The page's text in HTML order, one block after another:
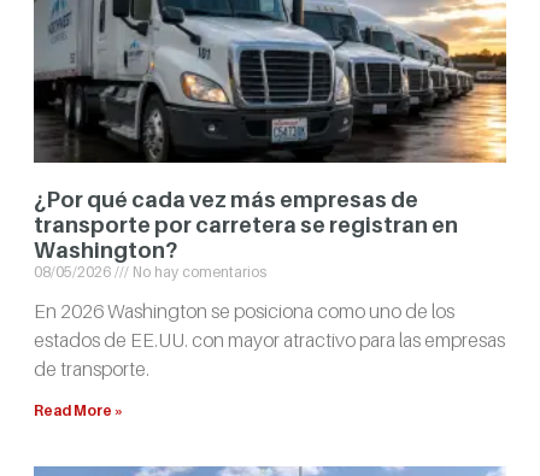
¿Por qué cada vez más empresas de
transporte por carretera se registran en
Washington?
08/05/2026 No hay comentarios
En 2026 Washington se posiciona como uno de los
estados de EE.UU. con mayor atractivo para las empresas
de transporte.
Read More »